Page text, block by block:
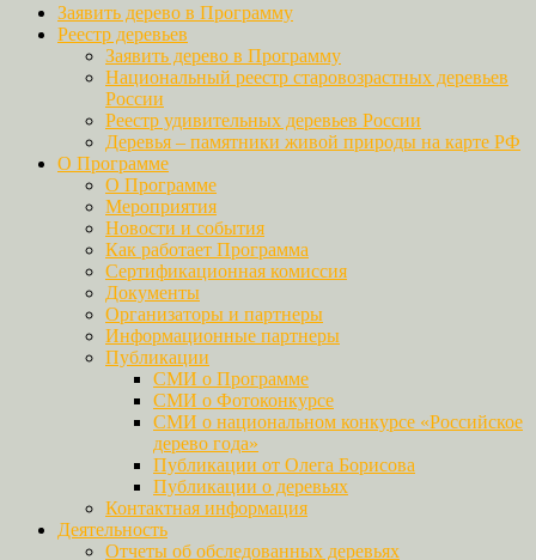
Заявить дерево в Программу
Реестр деревьев
Заявить дерево в Программу
Национальный реестр старовозрастных деревьев
России
Реестр удивительных деревьев России
Деревья – памятники живой природы на карте РФ
О Программе
О Программе
Мероприятия
Новости и события
Как работает Программа
Сертификационная комиссия
Документы
Организаторы и партнеры
Информационные партнеры
Публикации
СМИ о Программе
СМИ о Фотоконкурсе
СМИ о национальном конкурсе «Российское
дерево года»
Публикации от Олега Борисова
Публикации о деревьях
Контактная информация
Деятельность
Отчеты об обследованных деревьях